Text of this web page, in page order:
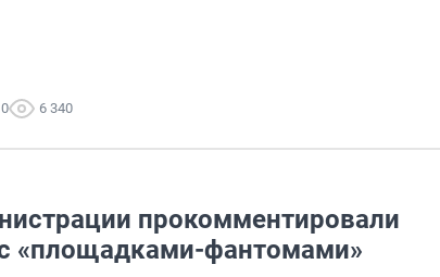
6 340
прокомментировали
«площадками-фантомами»